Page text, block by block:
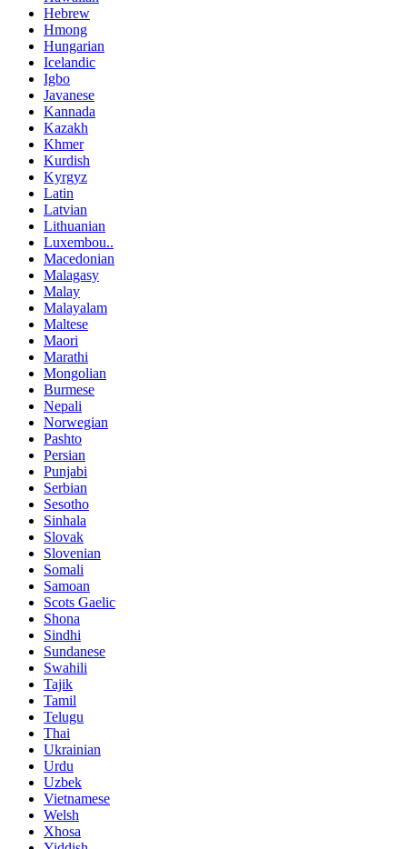
Hebrew
Hmong
Hungarian
Icelandic
Igbo
Javanese
Kannada
Kazakh
Khmer
Kurdish
Kyrgyz
Latin
Latvian
Lithuanian
Luxembou..
Macedonian
Malagasy
Malay
Malayalam
Maltese
Maori
Marathi
Mongolian
Burmese
Nepali
Norwegian
Pashto
Persian
Punjabi
Serbian
Sesotho
Sinhala
Slovak
Slovenian
Somali
Samoan
Scots Gaelic
Shona
Sindhi
Sundanese
Swahili
Tajik
Tamil
Telugu
Thai
Ukrainian
Urdu
Uzbek
Vietnamese
Welsh
Xhosa